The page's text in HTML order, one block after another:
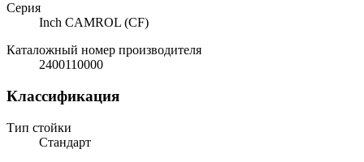
Серия
Inch CAMROL (CF)
Каталожный номер производителя
2400110000
Классификация
Тип стойки
Стандарт